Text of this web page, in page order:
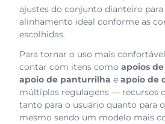
ajustes do conjunto dianteiro
alinhamento ideal conforme as
escolhidas.
Para tornar o uso mais
contar com itens como apoios
apoio de panturrilha e apoio de
múltiplas regulagens — recursos
tanto para o usuário quanto para
mesmo sendo um modelo mais